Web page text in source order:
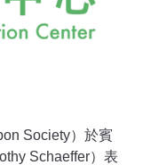
Society）於賓
Schaeffer）表